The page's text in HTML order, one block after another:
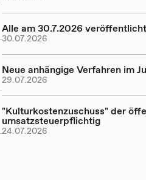
Alle am 30.7.2026
30.07.2026
Neue anhängige Verfahren im
29.07.2026
"Kulturkostenzuschuss" der
umsatzsteuerpflichtig
24.07.2026